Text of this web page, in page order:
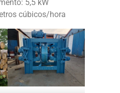
5,5 kW
cúbicos/hora